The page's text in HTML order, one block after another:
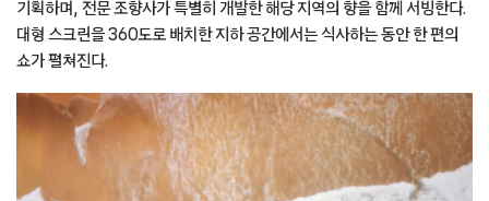
기획하며, 전문 조향사가 특별히 개발한 해당 지역의 향을 함께 서빙한다.
대형 스크린을 360도로 배치한 지하 공간에서는 식사하는 동안 한 편의
쇼가 펼쳐진다.